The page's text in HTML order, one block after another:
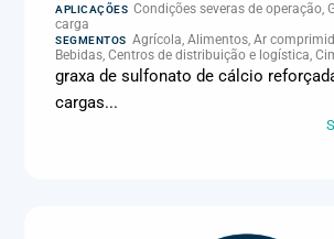
APLICAÇÕES Condições severas de operação,
carga
SEGMENTOS Agrícola, Alimentos, Ar
Bebidas, Centros de distribuição e logística,
Climatização e HVAC, Data center,
e latas, Energia (geração), Eólico,
Frigoríficos e abate, Laticínios, Madeira e
Metalmecânica, Metalurgia e fundição,
manutenção industrial, Naval e portuário,
graxa de sulfonato de cálcio
cargas...